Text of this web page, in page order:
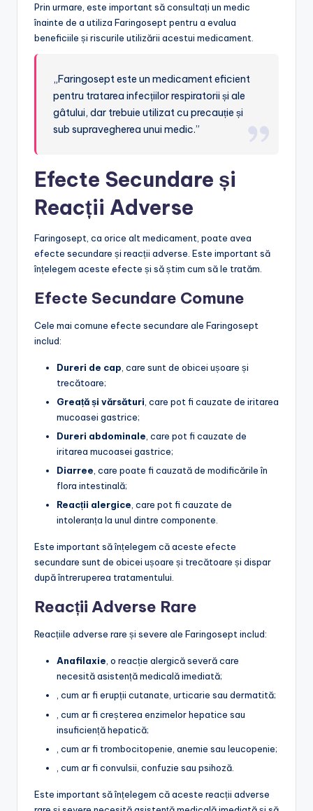
Prin urmare, este important să consultați un medic
înainte de a utiliza Faringosept pentru a evalua
beneficiile și riscurile utilizării acestui medicament.
„Faringosept este un medicament eficient
pentru tratarea infecțiilor respiratorii și ale
gâtului, dar trebuie utilizat cu precauție și
sub supravegherea unui medic.”
Efecte Secundare și
Reacții Adverse
Faringosept, ca orice alt medicament, poate avea
efecte secundare și reacții adverse. Este important să
înțelegem aceste efecte și să știm cum să le tratăm.
Efecte Secundare Comune
Cele mai comune efecte secundare ale Faringosept
includ:
Dureri de cap , care sunt de obicei ușoare și
trecătoare;
Greață și vărsături , care pot fi cauzate de iritarea
mucoasei gastrice;
Dureri abdominale , care pot fi cauzate de
iritarea mucoasei gastrice;
Diarree, care poate fi cauzată de modificările în
flora intestinală;
Reacții alergice, care pot fi cauzate de
intoleranța la unul dintre componente.
Este important să înțelegem că aceste efecte
secundare sunt de obicei ușoare și trecătoare și dispar
după întreruperea tratamentului.
Reacții Adverse Rare
Reacțiile adverse rare și severe ale Faringosept includ:
Anafilaxie, o reacție alergică severă care
necesită asistență medicală imediată;
, cum ar fi erupții cutanate, urticarie sau dermatită;
, cum ar fi creșterea enzimelor hepatice sau
insuficiență hepatică;
, cum ar fi trombocitopenie, anemie sau leucopenie;
, cum ar fi convulsii, confuzie sau psihoză.
Este important să înțelegem că aceste reacții adverse